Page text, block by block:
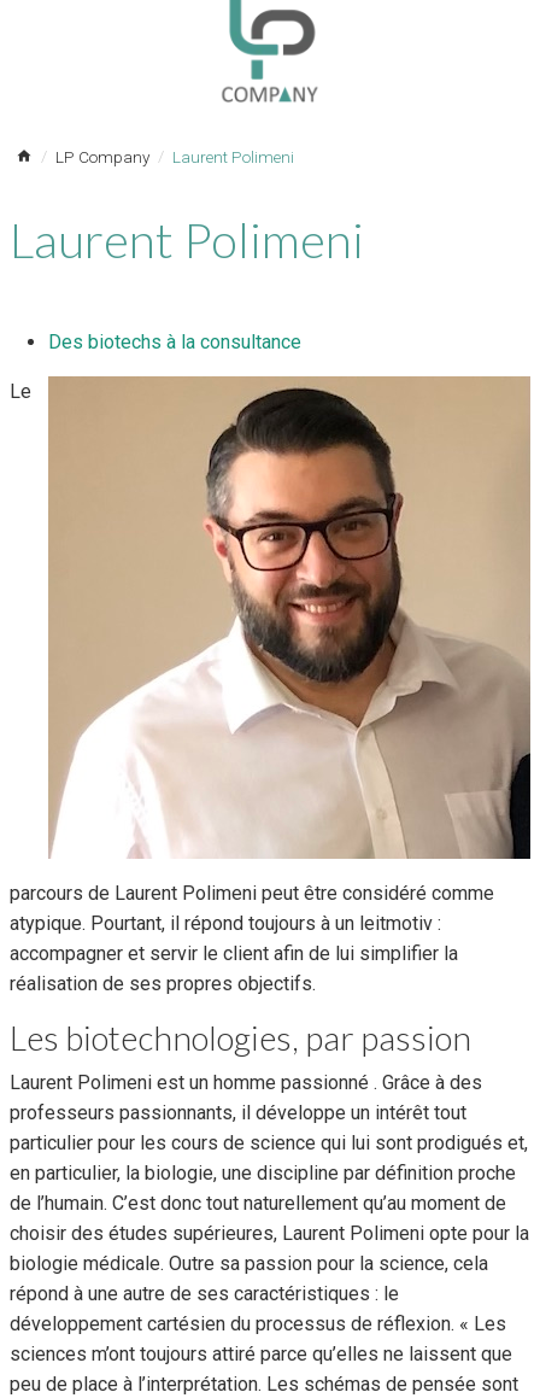
LP Company Laurent Polimeni
Laurent Polimeni
Des biotechs à la consultance
Le
parcours de Laurent Polimeni peut être considéré comme
atypique. Pourtant, il répond toujours à un leitmotiv :
accompagner et servir le client afin de lui simplifier la
réalisation de ses propres objectifs.
Les biotechnologies, par passion
Laurent Polimeni est un homme passionné . Grâce à des
professeurs passionnants, il développe un intérêt tout
particulier pour les cours de science qui lui sont prodigués et,
en particulier, la biologie, une discipline par définition proche
de l’humain. C’est donc tout naturellement qu’au moment de
choisir des études supérieures, Laurent Polimeni opte pour la
biologie médicale. Outre sa passion pour la science, cela
répond à une autre de ses caractéristiques : le
développement cartésien du processus de réflexion. « Les
sciences m’ont toujours attiré parce qu’elles ne laissent que
peu de place à l’interprétation. Les schémas de pensée sont